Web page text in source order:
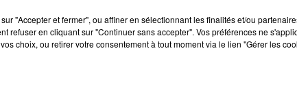
"Accepter et fermer", ou affiner en sélectionnant les finalités et/ou
refuser en cliquant sur "Continuer sans accepter". Vos préférences ne
choix, ou retirer votre consentement à tout moment via le lien "Gérer les